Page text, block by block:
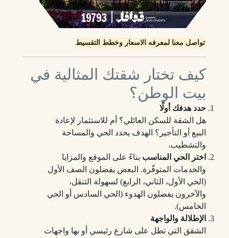
تواصل معنا لمعرفه الاسعار وخطط التقسيط
كيف تختار شقتك المثالية في
بيت الوطن؟
حدد هدفك أولًا
هل الشقة للسكن العائلي؟ أم للاستثمار لإعادة
البيع أو التأجير؟ الهدف يحدد الحي والمساحة
والتشطيب.
اختر الحي المناسب بناءً على الموقع والمزايا
والخدمات المتوفّرة. البعض يفضلون الصف الأول
(الحي الأول، الثاني، الرابع) لسهولة التنقل،
والآخرون يفضلون الهدوء (الحي السادس أو الحي
الخامس).
الإطلالة والواجهة
الشقق التي تطل على شارع رئيسي أو بها واجهات